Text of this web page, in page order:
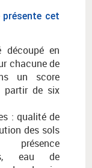
cet
en
chacune de
un score
partir de six
: qualité de
des sols
présence
eau de